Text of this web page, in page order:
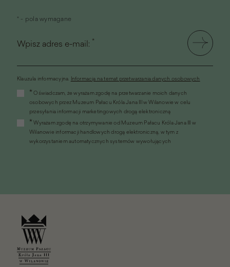
* - pola wymagane
Wpisz adres e-mail: *
Klauzula informacyjna. Informacja na temat przetwarzania danych osobowych
otworzy
nowym
oknie)
* Oświadczam, że wyrażam zgodę na przetwarzanie moich danych
osobowych przez Muzeum Pałacu Króla Jana III w Wilanowie w celu
przesyłania informacji marketingowych drogą elektroniczną
* Wyrażam zgodę na otrzymywanie od Muzeum Pałacu Króla Jana III w
Wilanowie informacji handlowych drogą elektroniczną, w tym z
wykorzystaniem automatycznych systemów wywołujących